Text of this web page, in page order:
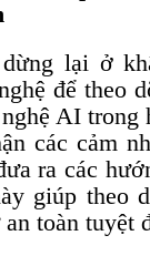
lại ở
để theo
AI trong
các cảm
ra các
giúp theo
an toàn tuyệt